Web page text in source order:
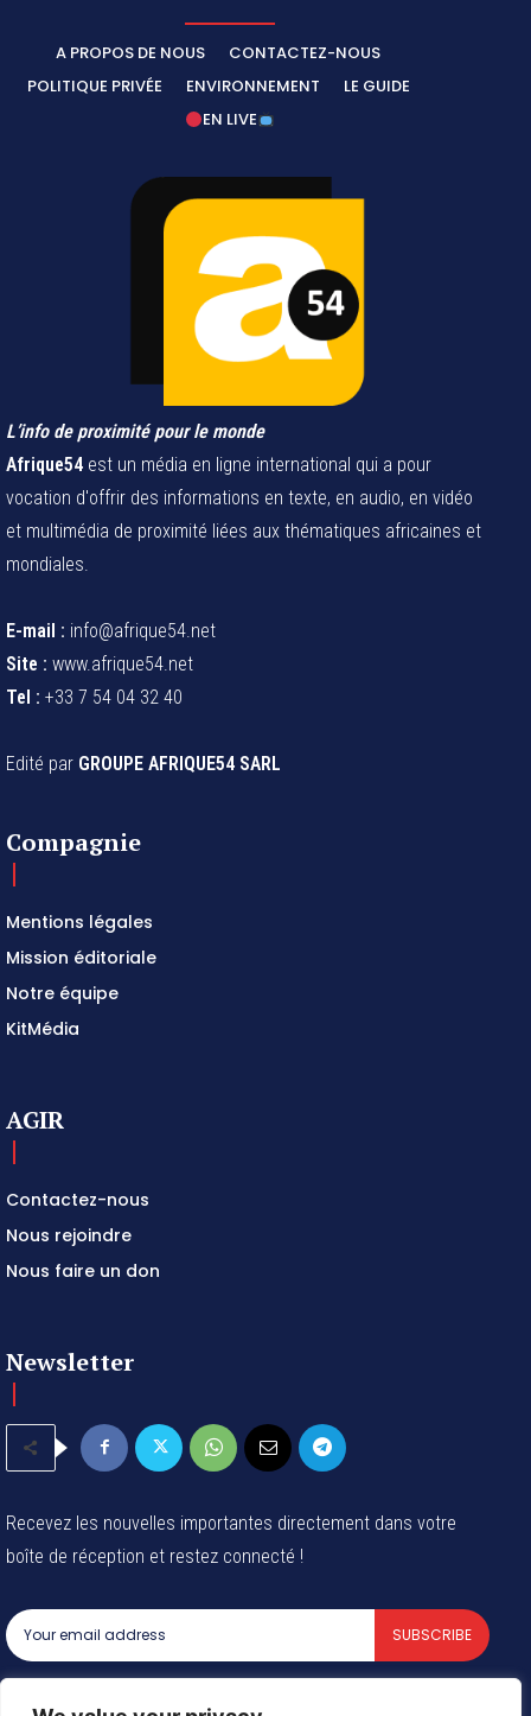
A PROPOS DE NOUS
CONTACTEZ-NOUS
POLITIQUE PRIVÉE
ENVIRONNEMENT
LE GUIDE
EN LIVE
L’info de proximité pour le monde
Afrique54 est un média en ligne international qui a pour
vocation d'offrir des informations en texte, en audio, en vidéo
et multimédia de proximité liées aux thématiques africaines et
mondiales.
E-mail : info@afrique54.net
Site : www.afrique54.net
Tel : +33 7 54 04 32 40
Edité par GROUPE AFRIQUE54 SARL
Compagnie
Mentions légales
Mission éditoriale
Notre équipe
KitMédia
AGIR
Contactez-nous
Nous rejoindre
Nous faire un don
Newsletter
Recevez les nouvelles importantes directement dans votre
boîte de réception et restez connecté !
SUBSCRIBE